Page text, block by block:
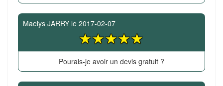
Maelys JARRY le 2017-02-07
Pourais-je avoir un devis gratuit ?